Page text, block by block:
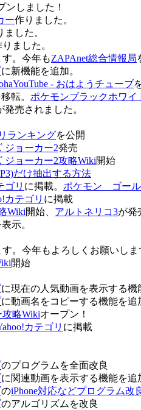
ンしました！
ー作りました。
ました。
ました。
。今年もZAPAnet総合情報局
に新機能を追加。
- おはようチューブ
転。 ポケモンブラックホワイ
発売されました。
ランキングを公開
ジョーカー2発売
ジョーカー2攻略Wiki開始
だけ抽出する方法
ゴリ に掲載。 ポケモン ゴール
カテゴリ に掲載
Wiki開始、 アルトネリコ3が発
示。
。今年もよろしくお願いしま
開始
に現在の人気動画を表示する機
に動画名をコピーする機能を追
略Wikiオープン！
カテゴリ に掲載
のプログラムを全面改良
に関連動画を表示する機能を追
のiPhone対応などプログラム改
のアルゴリズムを改良